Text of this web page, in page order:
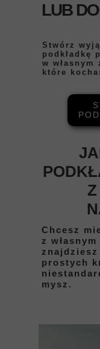
Chcesz
z
prostych
mysz.
Stwórz
podkładkę
w
które
LUB